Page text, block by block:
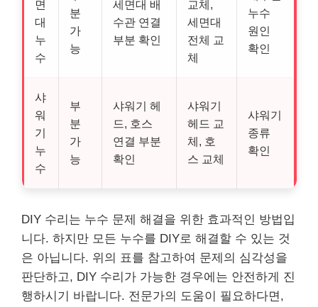
면
대
누
수
분
가
능
세면대 배
수관 연결
부분 확인
교체,
세면대
전체 교
체
누수
원인
확인
샤
워
기
누
수
부
분
가
능
샤워기 헤
드, 호스
연결 부분
확인
샤워기
헤드 교
체, 호
스 교체
샤워기
종류
확인
DIY 수리는 누수 문제 해결을 위한 효과적인 방법입
니다. 하지만 모든 누수를 DIY로 해결할 수 있는 것
은 아닙니다. 위의 표를 참고하여 문제의 심각성을
판단하고, DIY 수리가 가능한 경우에는 안전하게 진
행하시기 바랍니다. 전문가의 도움이 필요하다면,